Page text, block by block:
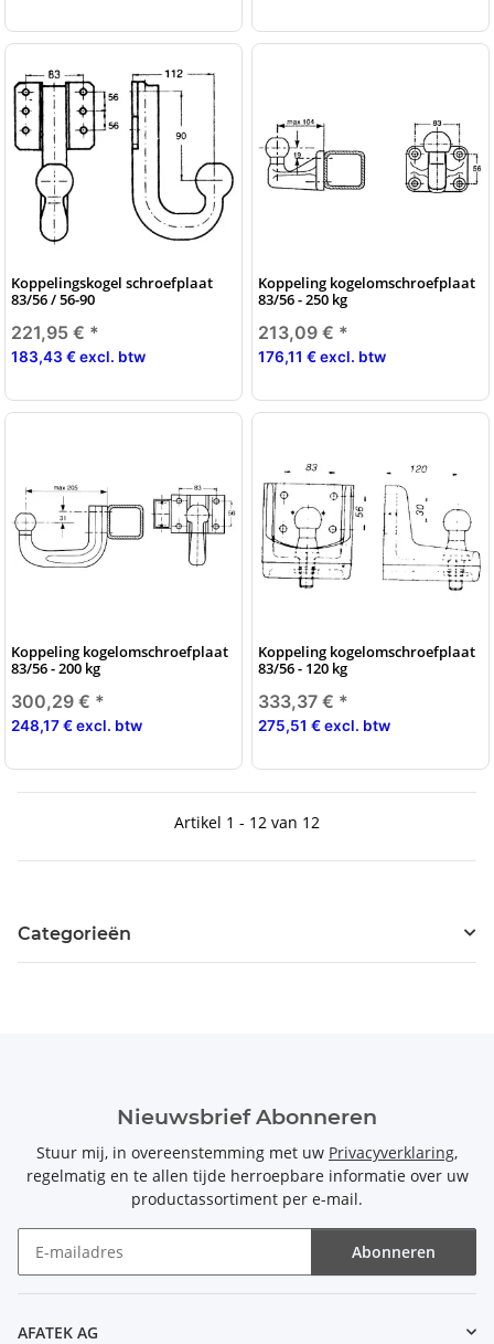
Koppelingskogel schroefplaat
83/56 / 56-90
221,95 € *
183,43 € excl. btw
Koppeling kogelomschroefplaat
83/56 - 250 kg
213,09 € *
176,11 € excl. btw
Koppeling kogelomschroefplaat
83/56 - 200 kg
300,29 € *
248,17 € excl. btw
Koppeling kogelomschroefplaat
83/56 - 120 kg
333,37 € *
275,51 € excl. btw
Artikel 1 - 12 van 12
Categorieën
Nieuwsbrief Abonneren
Stuur mij, in overeenstemming met uw Privacyverklaring,
regelmatig en te allen tijde herroepbare informatie over uw
productassortiment per e-mail.
Abonneren
AFATEK AG